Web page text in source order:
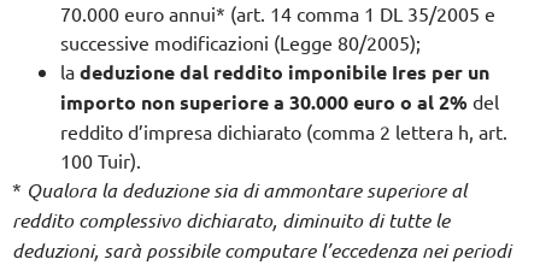
70.000 euro annui* (art. 14 comma 1 DL 35/2005 e
successive modificazioni (Legge 80/2005);
la deduzione dal reddito imponibile Ires per un
importo non superiore a 30.000 euro o al 2% del
reddito d’impresa dichiarato (comma 2 lettera h, art.
100 Tuir).
* Qualora la deduzione sia di ammontare superiore al
reddito complessivo dichiarato, diminuito di tutte le
deduzioni, sarà possibile computare l’eccedenza nei periodi